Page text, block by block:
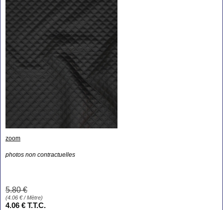
zoom
photos non contractuelles
5.80 €
(4.06 €/ Mètre)
4.06 € T.T.C.